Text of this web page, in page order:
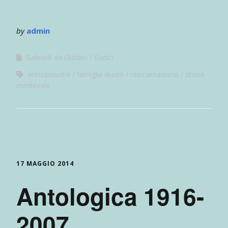
by admin
Gabrielli da Gubbio
Radici
antroposofia
famiglie illustri reincarnazione
storia
medievale
17 MAGGIO 2014
Antologica 1916-